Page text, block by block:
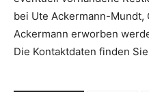
bei Ute Ackermann-Mundt,
Ackermann erworben
Die Kontaktdaten finden